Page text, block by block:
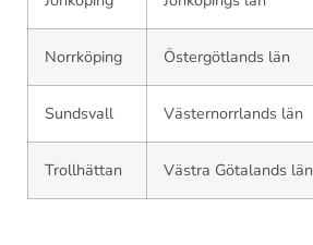
Norrköping Östergötlands län
Sundsvall Västernorrlands län
Trollhättan Västra Götalands län